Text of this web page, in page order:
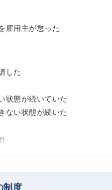
雇用主が怠った
した
状態が続いていた
ない状態が続いた
制度